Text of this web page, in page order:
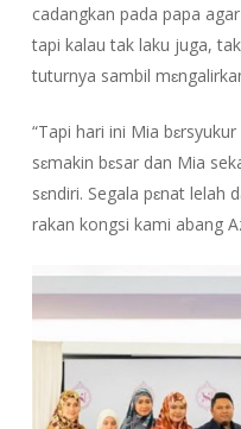
cadangkan pada papa
tapi kalau tak laku juga,
tuturnya sambil
“Tapi hari ini Mia
sɛmakin bɛsar dan Mia
sɛndiri. Segala pɛnat lelah
rakan kongsi kami abang